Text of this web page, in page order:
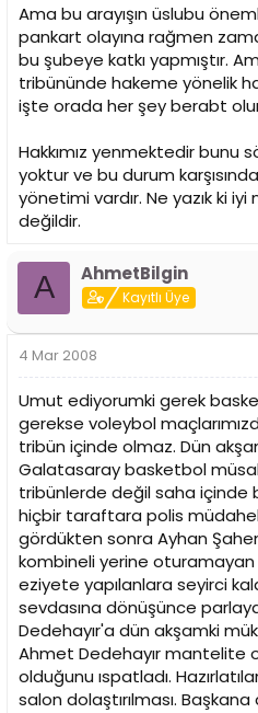
Ama bu arayışın üslubu
pankart olayına rağmen
bu şubeye katkı yapmıştır.
tribününde hakeme yönelik
işte orada her şey berabt
Hakkımız yenmektedir bunu
yoktur ve bu durum
yönetimi vardır. Ne yazık ki
değildir.
A AhmetBilgin
Kayıtlı Üye
4 Mar 2008
Umut ediyorumki gerek
gerekse voleybol
tribün içinde olmaz. Dün
Galatasaray basketbol
tribünlerde değil saha içinde
hiçbir taraftara polis
gördükten sonra Ayhan
kombineli yerine oturamayan
eziyete yapılanlara seyirci
sevdasına dönüşünce
Dedehayır'a dün akşamki
Ahmet Dedehayır mantelite
olduğunu ıspatladı.
salon dolaştırılması.